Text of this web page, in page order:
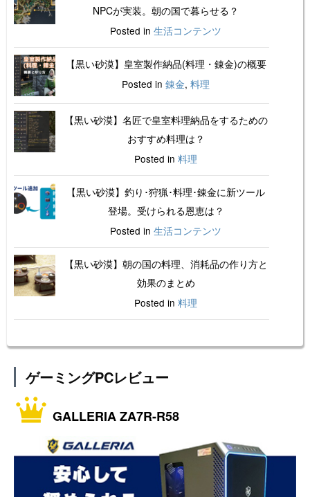
NPCが実装。朝の国で暮らせる？
Posted in 生活コンテンツ
【黒い砂漠】皇室製作納品(料理・錬金)の概要
Posted in 錬金, 料理
【黒い砂漠】名匠で皇室料理納品をするための
おすすめ料理は？
Posted in 料理
【黒い砂漠】釣り･狩猟･料理･錬金に新ツール
登場。受けられる恩恵は？
Posted in 生活コンテンツ
【黒い砂漠】朝の国の料理、消耗品の作り方と
効果のまとめ
Posted in 料理
ゲーミングPCレビュー
GALLERIA ZA7R-R58